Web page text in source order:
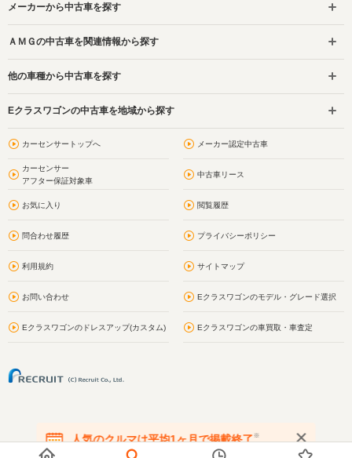
メーカーから中古車を探す
ＡＭＧの中古車を関連情報から探す
他の車種から中古車を探す
Eクラスワゴンの中古車を地域から探す
カーセンサートップへ メーカー認定中古車
カーセンサー
アフター保証対象車
中古車リース
お気に入り 閲覧履歴
問合わせ履歴 プライバシーポリシー
利用規約 サイトマップ
お問い合わせ Eクラスワゴンのモデル・グレード選択
Eクラスワゴンのドレスアップ(カスタム) Eクラスワゴンの車買取・車査定
人気のクルマは平均1ヶ月で掲載終了※
在庫が無くなる前にお問い合わせください